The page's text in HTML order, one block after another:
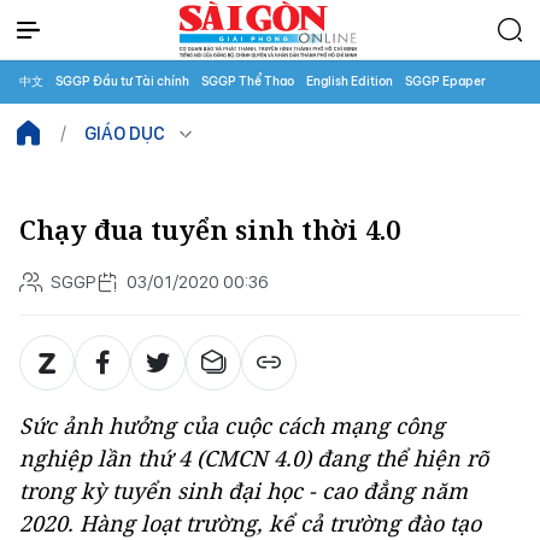
中文 SGGP Đầu tư Tài chính SGGP Thể Thao English Edition SGGP Epaper
GIÁO DỤC
Chạy đua tuyển sinh thời 4.0
SGGP 03/01/2020 00:36
Sức ảnh hưởng của cuộc cách mạng công
nghiệp lần thứ 4 (CMCN 4.0) đang thể hiện rõ
trong kỳ tuyển sinh đại học - cao đẳng năm
2020. Hàng loạt trường, kể cả trường đào tạo